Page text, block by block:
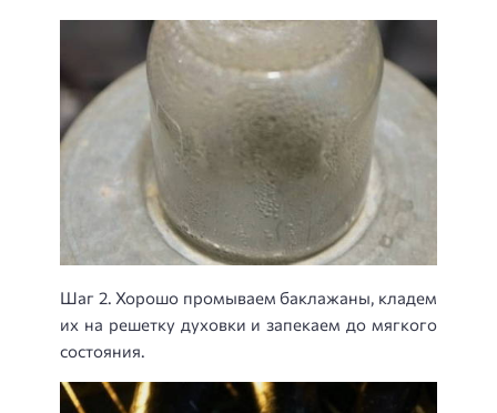
Шаг 2. Хорошо промываем баклажаны, кладем
их на решетку духовки и запекаем до мягкого
состояния.